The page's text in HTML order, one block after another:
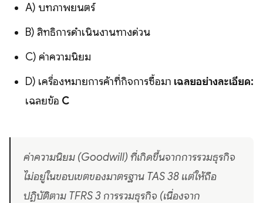
A) บทภาพยนตร์
B) สิทธิการดำเนินงานทางด่วน
C) ค่าความนิยม
D) เครื่องหมายการค้าที่กิจการซื้อมา เฉลยอย่างละเอียด:
เฉลยข้อ C
ค่าความนิยม (Goodwill) ที่เกิดขึ้นจากการรวมธุรกิจ
ไม่อยู่ในขอบเขตของมาตรฐาน TAS 38 แต่ให้ถือ
ปฏิบัติตาม TFRS 3 การรวมธุรกิจ (เนื่องจาก